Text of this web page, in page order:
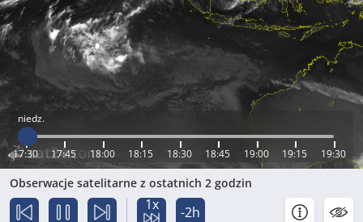
niedz.
17:30 17:45 18:00 18:15 18:30 18:45 19:00 19:15 19:30
Obserwacje satelitarne z ostatnich 2 godzin
1x -2h